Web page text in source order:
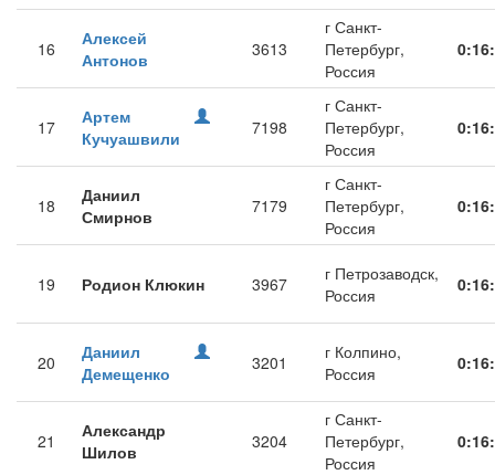
16
Алексей
Антонов
3613
г Санкт-
Петербург,
Россия
17
Артем
Кучуашвили
7198
г Санкт-
Петербург,
Россия
18
Даниил
Смирнов
7179
г Санкт-
Петербург,
Россия
19 Родион Клюкин 3967
г Петрозаводск,
Россия
20
Даниил
Демещенко
3201
г Колпино,
Россия
21
Александр
Шилов
3204
г Санкт-
Петербург,
Россия